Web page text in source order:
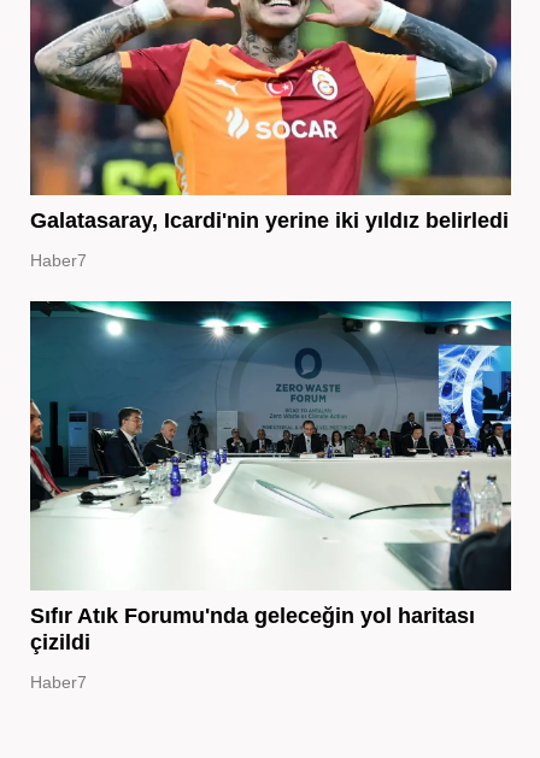
Galatasaray, Icardi'nin yerine iki yıldız belirledi
Haber7
Sıfır Atık Forumu'nda geleceğin yol haritası
çizildi
Haber7